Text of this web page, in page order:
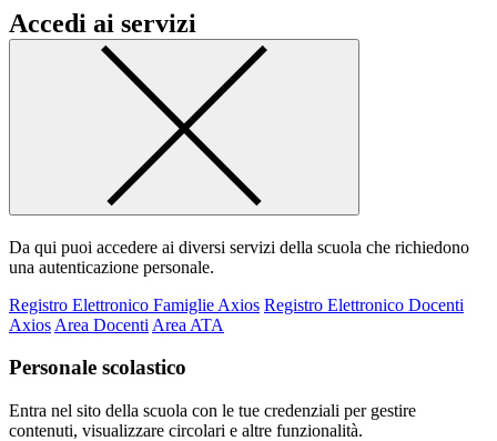
Accedi ai servizi
Da qui puoi accedere ai diversi servizi della scuola che richiedono
una autenticazione personale.
Registro Elettronico Famiglie Axios Registro Elettronico Docenti
Axios Area Docenti Area ATA
Personale scolastico
Entra nel sito della scuola con le tue credenziali per gestire
contenuti, visualizzare circolari e altre funzionalità.